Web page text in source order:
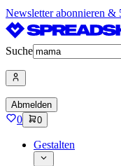
Newsletter abonnieren &
Suche
Abmelden
0 0
Gestalten